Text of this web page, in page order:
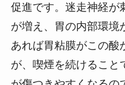
促進です。迷走神経が
が増え、胃の内部環境
あれば胃粘膜がこの酸
が、喫煙を続けること